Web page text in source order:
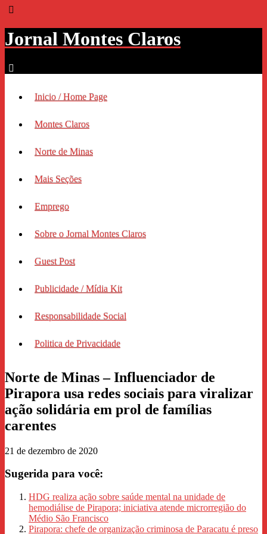
Jornal Montes Claros
Inicio / Home Page
Montes Claros
Norte de Minas
Mais Seções
Emprego
Sobre o Jornal Montes Claros
Guest Post
Publicidade / Mídia Kit
Responsabilidade Social
Politica de Privacidade
Norte de Minas – Influenciador de
Pirapora usa redes sociais para viralizar
ação solidária em prol de famílias
carentes
21 de dezembro de 2020
Sugerida para você:
HDG realiza ação sobre saúde mental na unidade de
hemodiálise de Pirapora; iniciativa atende microrregião do
Médio São Francisco
Pirapora: chefe de organização criminosa de Paracatu é preso